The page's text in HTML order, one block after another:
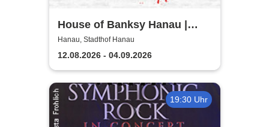
House of Banksy Hanau |
Zeitfensterticket
Hanau, Stadthof Hanau
12.08.2026 - 04.09.2026
19:30 Uhr